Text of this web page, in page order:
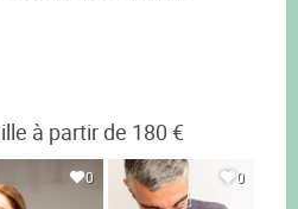
à partir de 180 €
0 0